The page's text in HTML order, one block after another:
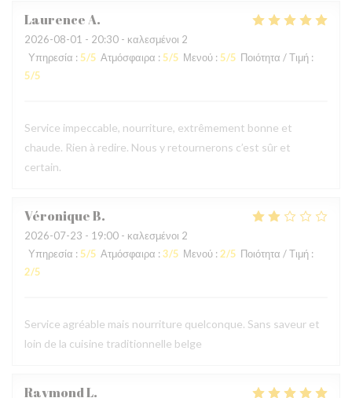
LaurenceA
2026-08-01 - 20:30 - καλεσμένοι 2
Υπηρεσία : 5/5 Ατμόσφαιρα : 5/5 Μενού : 5/5 Ποιότητα / Τιμή :
5/5
Service impeccable, nourriture, extrêmement bonne et
chaude. Rien à redire. Nous y retournerons c’est sûr et
certain.
VéroniqueB
2026-07-23 - 19:00 - καλεσμένοι 2
Υπηρεσία : 5/5 Ατμόσφαιρα : 3/5 Μενού : 2/5 Ποιότητα / Τιμή :
2/5
Service agréable mais nourriture quelconque. Sans saveur et
loin de la cuisine traditionnelle belge
RaymondL